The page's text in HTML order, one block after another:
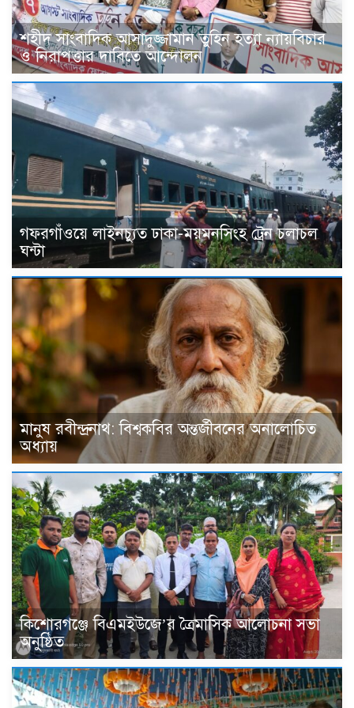
শহীদ সাংবাদিক আসাদুজ্জামান তুহিন হত্যা ন্যায়বিচার
ও নিরাপত্তার দাবিতে আন্দোলন
গফরগাঁওয়ে লাইনচ্যুত ঢাকা-ময়মনসিংহ ট্রেন চলাচল
ঘন্টা
মানুষ রবীন্দ্রনাথ: বিশ্বকবির অন্তর্জীবনের অনালোচিত
অধ্যায়
কিশোরগঞ্জে বিএমইউজে’র ত্রৈমাসিক আলোচনা সভা
অনুষ্ঠিত